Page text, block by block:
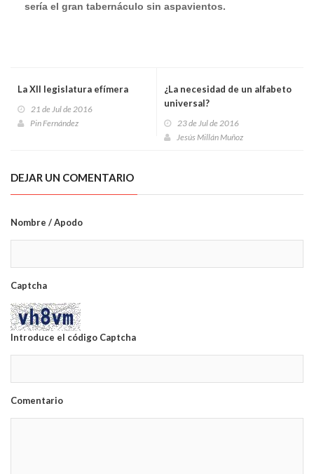
sería el gran tabernáculo sin aspavientos.
La XII legislatura efímera
21 de Jul de 2016
Pin Fernández
¿La necesidad de un alfabeto
universal?
23 de Jul de 2016
Jesús Millán Muñoz
DEJAR UN COMENTARIO
Nombre / Apodo
Captcha
Introduce el código Captcha
Comentario